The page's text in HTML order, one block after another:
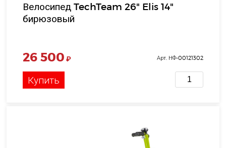
Велосипед TechTeam 26" Elis 14"
бирюзовый
26 500 ₽ Арт. НФ-00121302
Купить